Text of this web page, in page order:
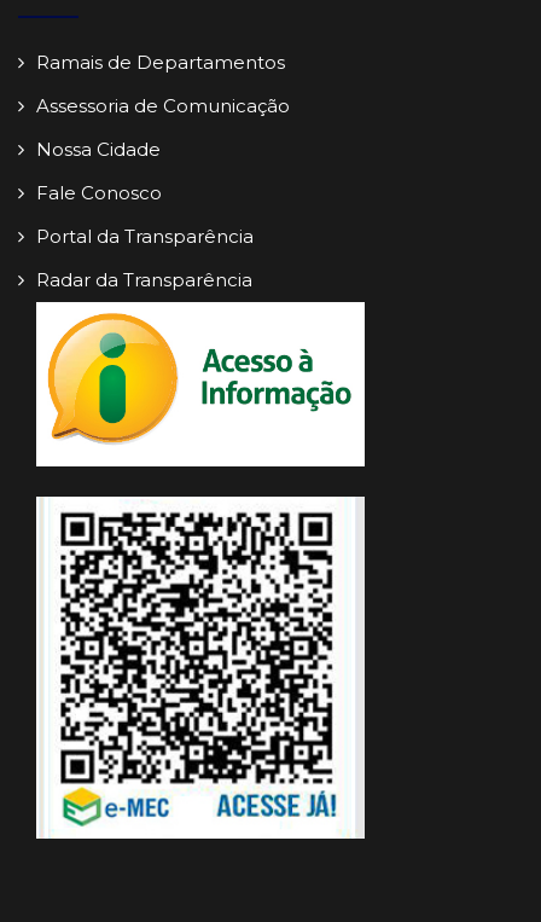
Ramais de Departamentos
Assessoria de Comunicação
Nossa Cidade
Fale Conosco
Portal da Transparência
Radar da Transparência